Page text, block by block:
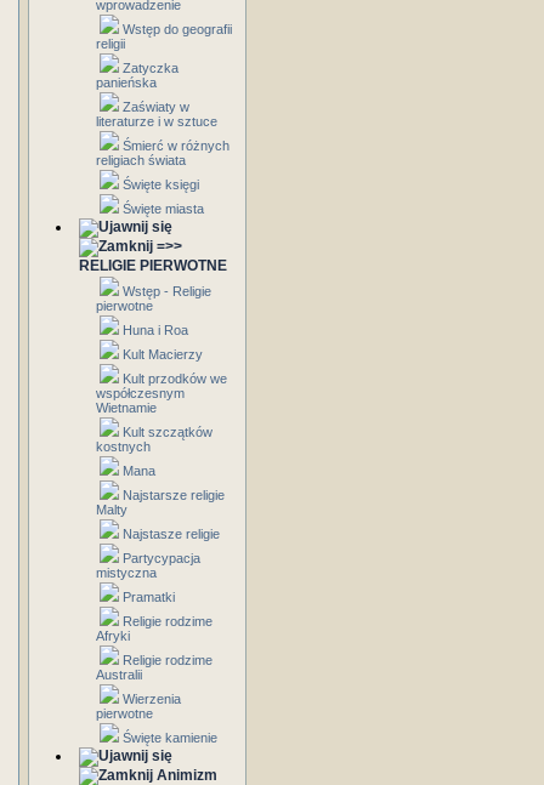
wprowadzenie
Wstęp do geografii
religii
Zatyczka
panieńska
Zaświaty w
literaturze i w sztuce
Śmierć w różnych
religiach świata
Święte księgi
Święte miasta
=>>
RELIGIE PIERWOTNE
Wstęp - Religie
pierwotne
Huna i Roa
Kult Macierzy
Kult przodków we
współczesnym
Wietnamie
Kult szczątków
kostnych
Mana
Najstarsze religie
Malty
Najstasze religie
Partycypacja
mistyczna
Pramatki
Religie rodzime
Afryki
Religie rodzime
Australii
Wierzenia
pierwotne
Święte kamienie
Animizm